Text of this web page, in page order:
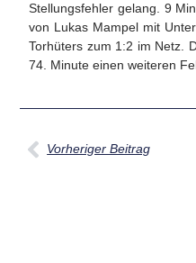
Stellungsfehler gelang. 9
von Lukas Mampel mit
Torhüters zum 1:2 im Netz.
74. Minute einen weiteren
Vorheriger Beitrag